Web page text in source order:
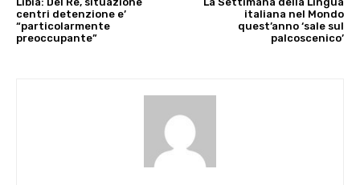
centri detenzione e’
“particolarmente
preoccupante”
italiana nel Mondo
quest’anno ‘sale sul
palcoscenico’